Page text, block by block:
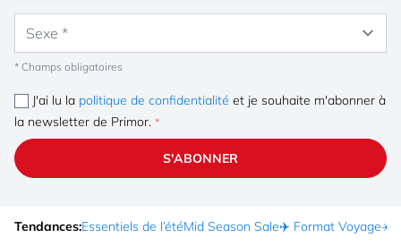
* Champs obligatoires
J'ai lu la politique de confidentialité et je souhaite m'abonner à
la newsletter de Primor.
S'ABONNER
Tendances:Essentiels de l’étéMid Season Sale✈️ Format Voyage☀️